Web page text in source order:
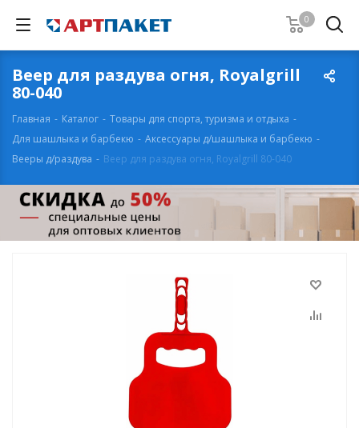
0
Веер для раздува огня, Royalgrill
80-040
Главная - Каталог - Товары для спорта, туризма и отдыха -
Для шашлыка и барбекю - Аксессуары д/шашлыка и барбекю -
Вееры д/раздува - Веер для раздува огня, Royalgrill 80-040